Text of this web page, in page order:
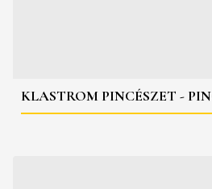
KLASTROM PINCÉSZET -